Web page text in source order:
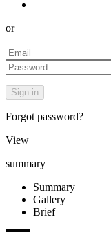
or
Forgot password?
View
summary
Summary
Gallery
Brief